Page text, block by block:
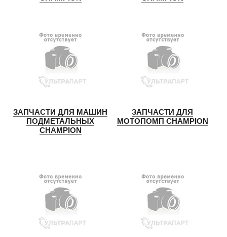
ЗАПЧАСТИ ДЛЯ МАШИН
ПОДМЕТАЛЬНЫХ
CHAMPION
ЗАПЧАСТИ ДЛЯ
МОТОПОМП CHAMPION